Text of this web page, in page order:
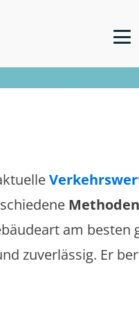
am besten
zuverlässig. Er